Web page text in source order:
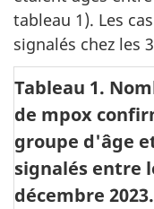
tableau 1). Les
signalés chez les
Tableau 1.
de mpox
groupe d'âge
signalés entre
décembre 2023.